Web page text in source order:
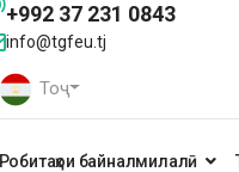
+992 37 231 0843
info@tgfeu.tj
Тоҷ
Робитаҳои байналмилалӣ